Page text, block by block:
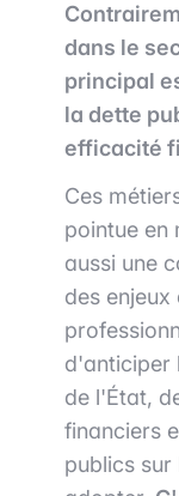
dans le
principal
la dette
efficacité
Ces
pointue en
aussi une
des
d'anticiper
de l'État,
financiers
publics sur